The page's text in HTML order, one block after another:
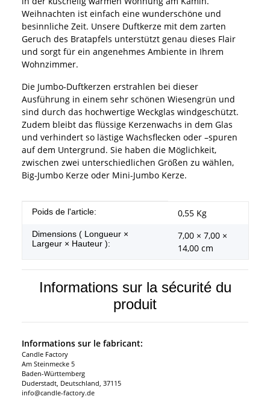
Weihnachten ist einfach eine wunderschöne und
besinnliche Zeit. Unsere Duftkerze mit dem zarten
Geruch des Bratapfels unterstützt genau dieses Flair
und sorgt für ein angenehmes Ambiente in Ihrem
Wohnzimmer.
Die Jumbo-Duftkerzen erstrahlen bei dieser
Ausführung in einem sehr schönen Wiesengrün und
sind durch das hochwertige Weckglas windgeschützt.
Zudem bleibt das flüssige Kerzenwachs in dem Glas
und verhindert so lästige Wachsflecken oder –spuren
auf dem Untergrund. Sie haben die Möglichkeit,
zwischen zwei unterschiedlichen Größen zu wählen,
Big-Jumbo Kerze oder Mini-Jumbo Kerze.
#productDetails.itemInformation#
#productDetails.itemValue#
Poids de l'article: 0,55 Kg
Dimensions ( Longueur ×
Largeur × Hauteur ):
7,00 × 7,00 ×
14,00 cm
Informations sur la sécurité du
produit
Informations sur le fabricant:
Candle Factory
Am Steinmecke 5
Baden-Württemberg
Duderstadt, Deutschland, 37115
info@candle-factory.de